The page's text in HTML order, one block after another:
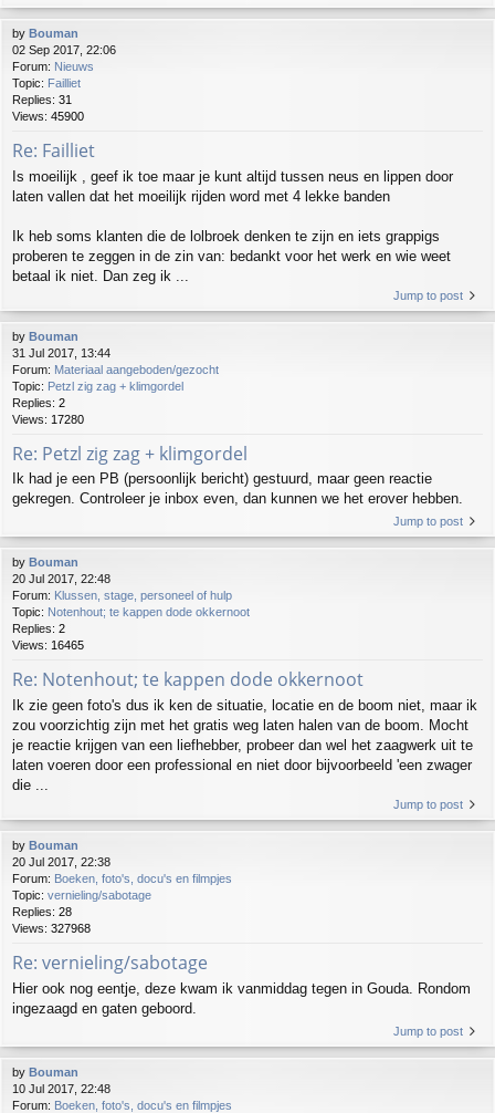
by Bouman
02 Sep 2017, 22:06
Forum: Nieuws
Topic: Failliet
Replies: 31
Views: 45900
Re: Failliet
Is moeilijk , geef ik toe maar je kunt altijd tussen neus en lippen door
laten vallen dat het moeilijk rijden word met 4 lekke banden
Ik heb soms klanten die de lolbroek denken te zijn en iets grappigs
proberen te zeggen in de zin van: bedankt voor het werk en wie weet
betaal ik niet. Dan zeg ik ...
Jump to post
by Bouman
31 Jul 2017, 13:44
Forum: Materiaal aangeboden/gezocht
Topic: Petzl zig zag + klimgordel
Replies: 2
Views: 17280
Re: Petzl zig zag + klimgordel
Ik had je een PB (persoonlijk bericht) gestuurd, maar geen reactie
gekregen. Controleer je inbox even, dan kunnen we het erover hebben.
Jump to post
by Bouman
20 Jul 2017, 22:48
Forum: Klussen, stage, personeel of hulp
Topic: Notenhout; te kappen dode okkernoot
Replies: 2
Views: 16465
Re: Notenhout; te kappen dode okkernoot
Ik zie geen foto's dus ik ken de situatie, locatie en de boom niet, maar ik
zou voorzichtig zijn met het gratis weg laten halen van de boom. Mocht
je reactie krijgen van een liefhebber, probeer dan wel het zaagwerk uit te
laten voeren door een professional en niet door bijvoorbeeld 'een zwager
die ...
Jump to post
by Bouman
20 Jul 2017, 22:38
Forum: Boeken, foto's, docu's en filmpjes
Topic: vernieling/sabotage
Replies: 28
Views: 327968
Re: vernieling/sabotage
Hier ook nog eentje, deze kwam ik vanmiddag tegen in Gouda. Rondom
ingezaagd en gaten geboord.
Jump to post
by Bouman
10 Jul 2017, 22:48
Forum: Boeken, foto's, docu's en filmpjes